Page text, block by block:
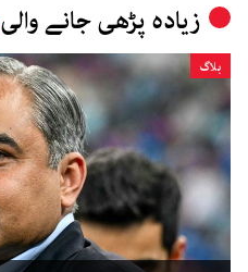
زیادہ پڑھی جانے والی
بلاگ